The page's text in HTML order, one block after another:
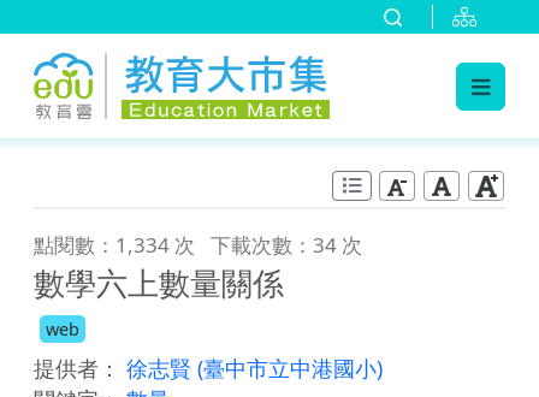
點閱數：1,334 次 下載次數：34 次
數學六上數量關係
web
提供者： 徐志賢 (臺中市立中港國小)